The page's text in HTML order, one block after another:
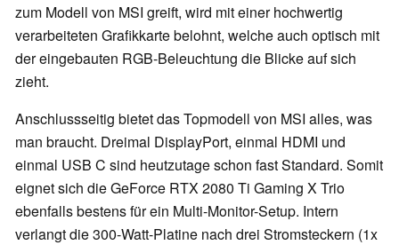
zum Modell von MSI greift, wird mit einer hochwertig
verarbeiteten Grafikkarte belohnt, welche auch optisch mit
der eingebauten RGB-Beleuchtung die Blicke auf sich
zieht.
Anschlussseitig bietet das Topmodell von MSI alles, was
man braucht. Dreimal DisplayPort, einmal HDMI und
einmal USB C sind heutzutage schon fast Standard. Somit
eignet sich die GeForce RTX 2080 Ti Gaming X Trio
ebenfalls bestens für ein Multi-Monitor-Setup. Intern
verlangt die 300-Watt-Platine nach drei Stromsteckern (1x